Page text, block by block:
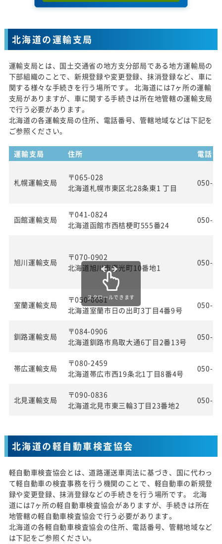
北海道の運輸支局
運輸支局とは、国土交通省の地方支分部局である地方運輸局の
下部組織のことで、新規登録や変更登録、抹消登録など、車に
関する様々な手続きを行う場所です。 北海道には7ヶ所の運輸
支局がありますが、車に関する手続きは所在地管轄の運輸支局
で行う必要があります。
北海道の各運輸支局の住所、電話番号、管轄地域などは下記を
ご参照ください。
運輸支局 住所 電話
札幌運輸支局
〒065-028
北海道札幌市東区北28条東1 丁目
050-
函館運輸支局
〒041-0824
北海道函館市西桔梗町555番24
050-
旭川運輸支局
〒070-0902
北海道旭川市春光町10番地1
050-
室蘭運輸支局
〒050-0081
北海道室蘭市日の出町3丁目4番9号
050-
釧路運輸支局
〒084-0906
北海道釧路市鳥取大通6丁目2番13号
050-
帯広運輸支局
〒080-2459
北海道帯広市西19条北1丁目8番4号
050-
北見運輸支局
〒090-0836
北海道北見市東三輪3丁目23番地2
050-
スクロールできます
北海道の軽自動車検査協会
軽自動車検査協会とは、道路運送車両法に基づき、国に代わっ
て軽自動車の検査事務を行う機関のことで、軽自動車の新規登
録や変更登録、抹消登録などの手続きを行う場所です。 北海
道には7ヶ所の軽自動車検査協会がありますが、手続きは所在
地管轄の軽自動車検査協会で行う必要があります。
北海道の各軽自動車検査協会の住所、電話番号、管轄地域など
は下記をご参照ください。